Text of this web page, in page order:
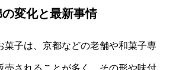
変化と最新事情
菓子は、京都などの老舗や和菓子専